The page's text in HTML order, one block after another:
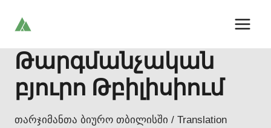
Թարգմանչական
բյուրո Թբիլիսիում
თარჯიმანთა ბიურო თბილისში / Translation